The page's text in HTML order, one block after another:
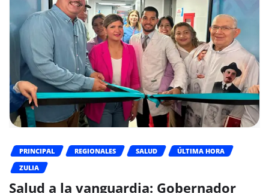
PRINCIPAL REGIONALES SALUD
ÚLTIMA HORA
ZULIA
Salud a la vanguardia: Gobernador